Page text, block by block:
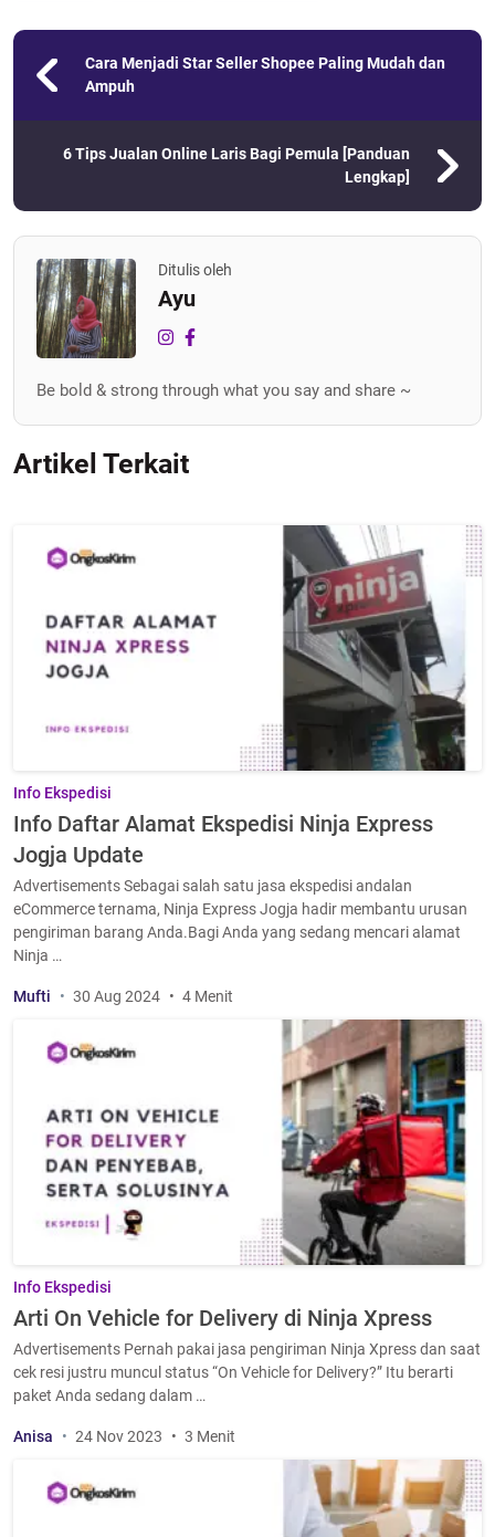
Cara Menjadi Star Seller Shopee Paling Mudah dan
Ampuh
6 Tips Jualan Online Laris Bagi Pemula [Panduan
Lengkap]
Ditulis oleh
Ayu
Be bold & strong through what you say and share ~
Artikel Terkait
Info Ekspedisi
Info Daftar Alamat Ekspedisi Ninja Express
Jogja Update
Advertisements Sebagai salah satu jasa ekspedisi andalan
eCommerce ternama, Ninja Express Jogja hadir membantu urusan
pengiriman barang Anda.Bagi Anda yang sedang mencari alamat
Ninja …
Mufti 30 Aug 2024 4 Menit
Info Ekspedisi
Arti On Vehicle for Delivery di Ninja Xpress
Advertisements Pernah pakai jasa pengiriman Ninja Xpress dan saat
cek resi justru muncul status “On Vehicle for Delivery?” Itu berarti
paket Anda sedang dalam …
Anisa 24 Nov 2023 3 Menit